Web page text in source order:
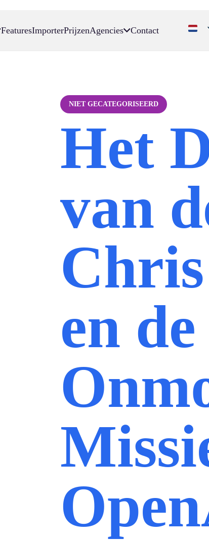
FeaturesImporterPrijzenAgencies Contact
NIET GECATEGORISEERD
Het
van
en de